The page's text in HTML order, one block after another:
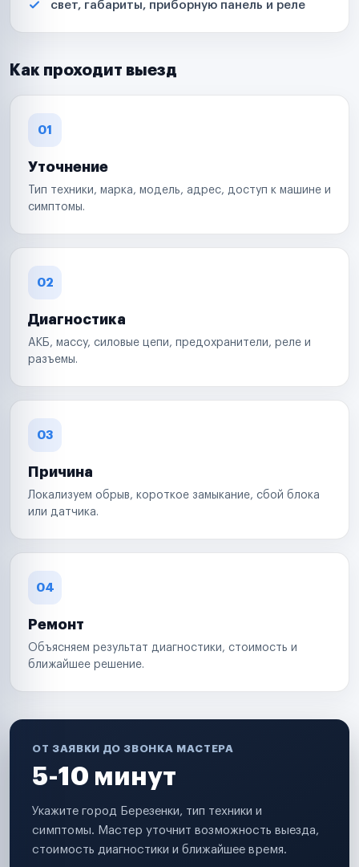
свет, габариты, приборную панель и реле
Как проходит выезд
01
Уточнение
Тип техники, марка, модель, адрес, доступ к машине и
симптомы.
02
Диагностика
АКБ, массу, силовые цепи, предохранители, реле и
разъемы.
03
Причина
Локализуем обрыв, короткое замыкание, сбой блока
или датчика.
04
Ремонт
Объясняем результат диагностики, стоимость и
ближайшее решение.
ОТ ЗАЯВКИ ДО ЗВОНКА МАСТЕРА
5-10 минут
Укажите город Березенки, тип техники и
симптомы. Мастер уточнит возможность выезда,
стоимость диагностики и ближайшее время.